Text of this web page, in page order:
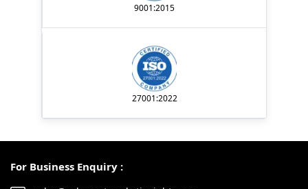
9001:2015
27001:2022
For Business Enquiry :